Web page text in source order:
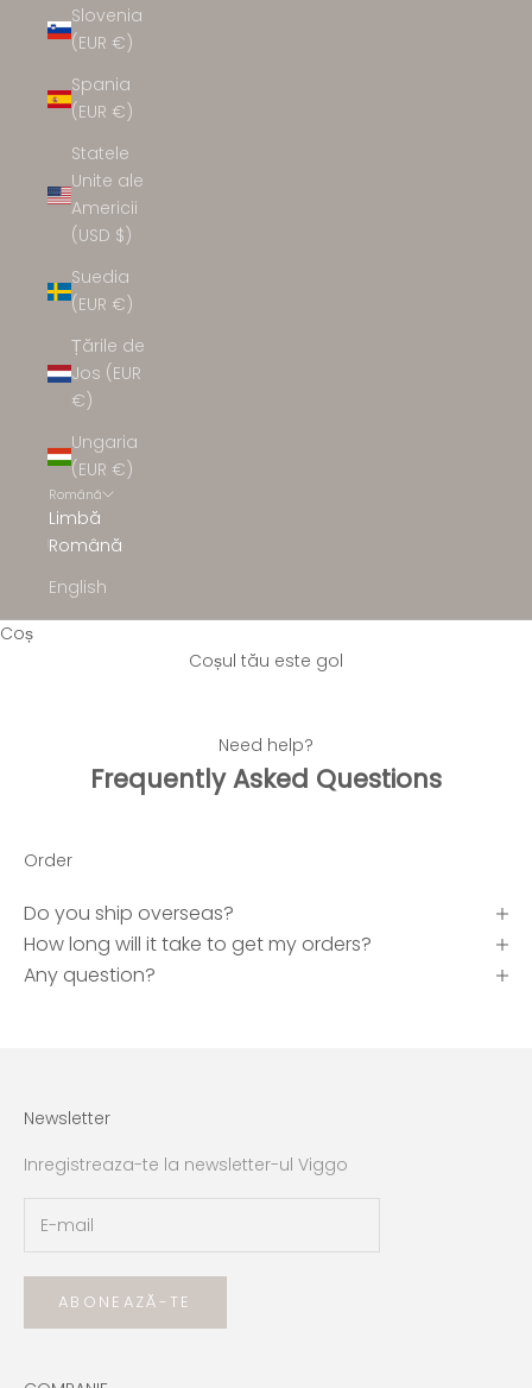
Slovenia
(EUR €)
Spania
(EUR €)
Statele
Unite ale
Americii
(USD $)
Suedia
(EUR €)
Țările de
Jos (EUR
€)
Ungaria
(EUR €)
Română
Limbă
Română
English
Coș
Coșul tău este gol
Need help?
Frequently Asked Questions
Order
Do you ship overseas?
How long will it take to get my orders?
Any question?
Newsletter
Inregistreaza-te la newsletter-ul Viggo
ABONEAZĂ-TE